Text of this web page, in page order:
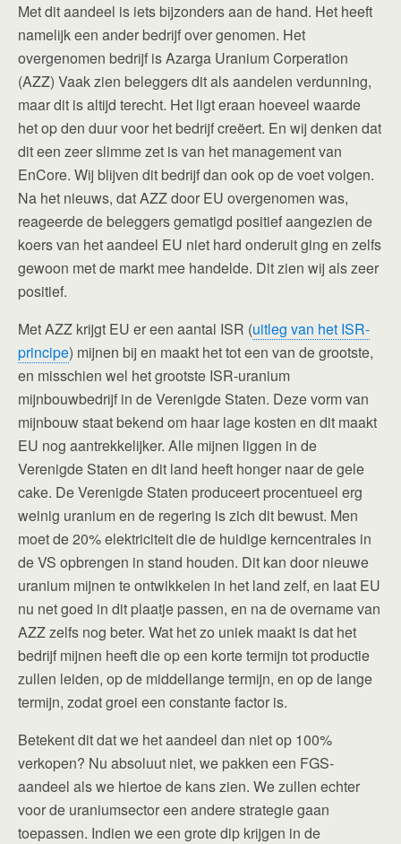
Met dit aandeel is iets bijzonders aan de hand. Het heeft
namelijk een ander bedrijf over genomen. Het
overgenomen bedrijf is Azarga Uranium Corperation
(AZZ) Vaak zien beleggers dit als aandelen verdunning,
maar dit is altijd terecht. Het ligt eraan hoeveel waarde
het op den duur voor het bedrijf creëert. En wij denken dat
dit een zeer slimme zet is van het management van
EnCore. Wij blijven dit bedrijf dan ook op de voet volgen.
Na het nieuws, dat AZZ door EU overgenomen was,
reageerde de beleggers gematigd positief aangezien de
koers van het aandeel EU niet hard onderuit ging en zelfs
gewoon met de markt mee handelde. Dit zien wij als zeer
positief.
Met AZZ krijgt EU er een aantal ISR (uitleg van het ISR-
principe) mijnen bij en maakt het tot een van de grootste,
en misschien wel het grootste ISR-uranium
mijnbouwbedrijf in de Verenigde Staten. Deze vorm van
mijnbouw staat bekend om haar lage kosten en dit maakt
EU nog aantrekkelijker. Alle mijnen liggen in de
Verenigde Staten en dit land heeft honger naar de gele
cake. De Verenigde Staten produceert procentueel erg
weinig uranium en de regering is zich dit bewust. Men
moet de 20% elektriciteit die de huidige kerncentrales in
de VS opbrengen in stand houden. Dit kan door nieuwe
uranium mijnen te ontwikkelen in het land zelf, en laat EU
nu net goed in dit plaatje passen, en na de overname van
AZZ zelfs nog beter. Wat het zo uniek maakt is dat het
bedrijf mijnen heeft die op een korte termijn tot productie
zullen leiden, op de middellange termijn, en op de lange
termijn, zodat groei een constante factor is.
Betekent dit dat we het aandeel dan niet op 100%
verkopen? Nu absoluut niet, we pakken een FGS-
aandeel als we hiertoe de kans zien. We zullen echter
voor de uraniumsector een andere strategie gaan
toepassen. Indien we een grote dip krijgen in de